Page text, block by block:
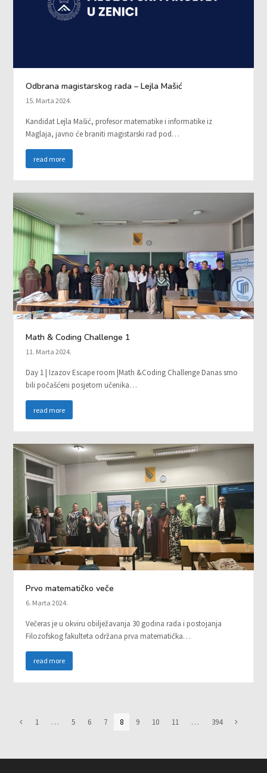
Odbrana magistarskog rada – Lejla Mašić
15. Marta 2024.
Kandidat Lejla Mašić, profesor matematike i informatike iz
Maglaja, javno će braniti magistarski rad pod…
read more
Math & Coding Challenge 1
11. Marta 2024.
Day 1 | Izazov Escape room |Math &Coding Challenge Danas smo
bili počašćeni posjetom učenika…
read more
Prvo matematičko veče
6. Marta 2024.
Večeras je u okviru obilježavanja 30 godina rada i postojanja
Filozofskog fakulteta održana prva matematička…
read more
Previous
Page
1 … Page
5 Page
6 Page
7 Page
8 Page
9 Page
10 Page
11 … Page
394